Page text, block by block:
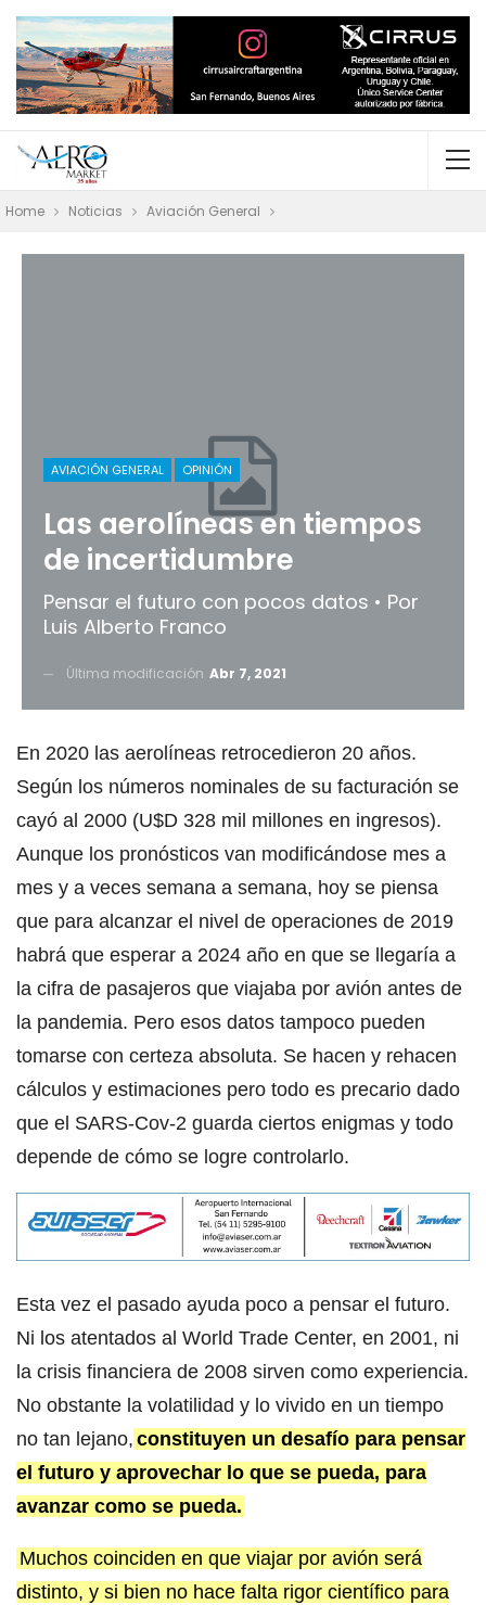
Home Noticias Aviación General
AVIACIÓN GENERAL OPINIÓN
Las aerolíneas en tiempos
de incertidumbre
Pensar el futuro con pocos datos • Por
Luis Alberto Franco
Última modificación Abr 7, 2021
En 2020 las aerolíneas retrocedieron 20 años.
Según los números nominales de su facturación se
cayó al 2000 (U$D 328 mil millones en ingresos).
Aunque los pronósticos van modificándose mes a
mes y a veces semana a semana, hoy se piensa
que para alcanzar el nivel de operaciones de 2019
habrá que esperar a 2024 año en que se llegaría a
la cifra de pasajeros que viajaba por avión antes de
la pandemia. Pero esos datos tampoco pueden
tomarse con certeza absoluta. Se hacen y rehacen
cálculos y estimaciones pero todo es precario dado
que el SARS-Cov-2 guarda ciertos enigmas y todo
depende de cómo se logre controlarlo.
Esta vez el pasado ayuda poco a pensar el futuro.
Ni los atentados al World Trade Center, en 2001, ni
la crisis financiera de 2008 sirven como experiencia.
No obstante la volatilidad y lo vivido en un tiempo
no tan lejano, constituyen un desafío para pensar
el futuro y aprovechar lo que se pueda, para
avanzar como se pueda.
Muchos coinciden en que viajar por avión será
distinto, y si bien no hace falta rigor científico para